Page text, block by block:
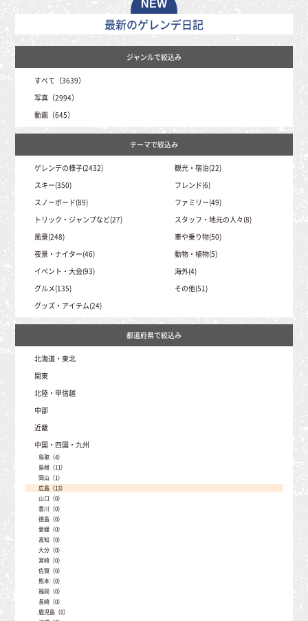
最新のゲレンデ日記
すべて（3639）
写真（2994）
動画（645）
ゲレンデの様子(2432)
スキー(350)
スノーボード(89)
トリック・ジャンプなど(27)
風景(248)
夜景・ナイター(46)
イベント・大会(93)
グルメ(135)
グッズ・アイテム(24)
観光・宿泊(22)
フレンド(6)
ファミリー(49)
スタッフ・地元の人々(8)
車や乗り物(50)
動物・植物(5)
海外(4)
その他(51)
北海道・東北
北海道（41）
青森（1）
岩手（16）
山形（48）
宮城（17）
福島（102）
関東
茨城（0）
埼玉（2）
栃木（12）
千葉（0）
東京（0）
神奈川（0）
北陸・甲信越
新潟（396）
富山（14）
石川（1）
山梨（52）
長野（2081）
中部
静岡（6）
愛知（8）
岐阜（335）
近畿
三重（2）
滋賀（33）
京都（1）
大阪（1）
兵庫（70）
奈良（0）
和歌山（0）
中国・四国・九州
鳥取（4）
島根（11）
岡山（1）
広島（13）
山口（0）
香川（0）
徳島（0）
愛媛（0）
高知（0）
大分（0）
宮崎（0）
佐賀（0）
熊本（0）
福岡（0）
長崎（0）
鹿児島（0）